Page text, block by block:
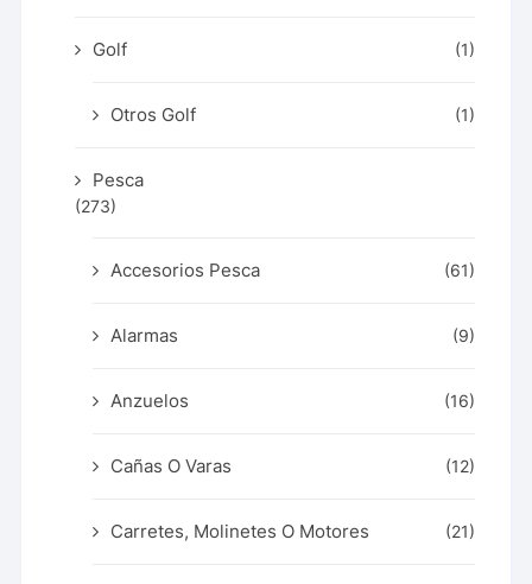
Golf (1)
Otros Golf (1)
Pesca
(273)
Accesorios Pesca (61)
Alarmas (9)
Anzuelos (16)
Cañas O Varas (12)
Carretes, Molinetes O Motores (21)